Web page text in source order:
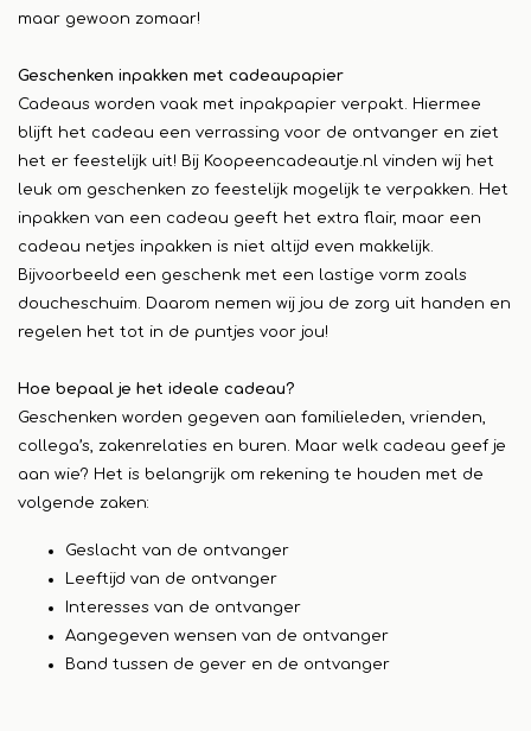
maar gewoon zomaar!
Geschenken inpakken met cadeaupapier
Cadeaus worden vaak met inpakpapier verpakt. Hiermee
blijft het cadeau een verrassing voor de ontvanger en ziet
het er feestelijk uit! Bij Koopeencadeautje.nl vinden wij het
leuk om geschenken zo feestelijk mogelijk te verpakken. Het
inpakken van een cadeau geeft het extra flair, maar een
cadeau netjes inpakken is niet altijd even makkelijk.
Bijvoorbeeld een geschenk met een lastige vorm zoals
doucheschuim. Daarom nemen wij jou de zorg uit handen en
regelen het tot in de puntjes voor jou!
Hoe bepaal je het ideale cadeau?
Geschenken worden gegeven aan familieleden, vrienden,
collega’s, zakenrelaties en buren. Maar welk cadeau geef je
aan wie? Het is belangrijk om rekening te houden met de
volgende zaken:
Geslacht van de ontvanger
Leeftijd van de ontvanger
Interesses van de ontvanger
Aangegeven wensen van de ontvanger
Band tussen de gever en de ontvanger